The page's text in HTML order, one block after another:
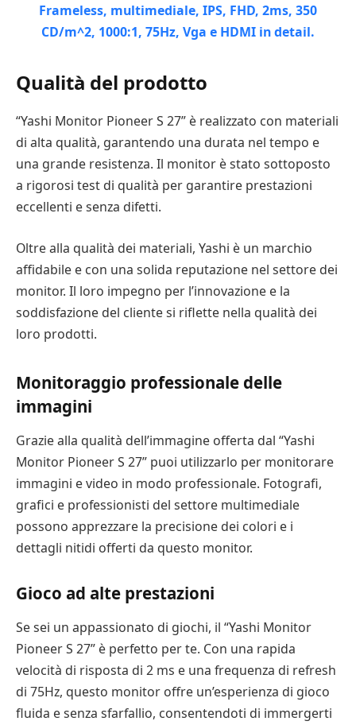
Qualità del prodotto
“Yashi Monitor Pioneer S 27” è realizzato con materiali
di alta qualità, garantendo una durata nel tempo e
una grande resistenza. Il monitor è stato sottoposto
a rigorosi test di qualità per garantire prestazioni
eccellenti e senza difetti.
Oltre alla qualità dei materiali, Yashi è un marchio
affidabile e con una solida reputazione nel settore dei
monitor. Il loro impegno per l’innovazione e la
soddisfazione del cliente si riflette nella qualità dei
loro prodotti.
Monitoraggio professionale delle
immagini
Grazie alla qualità dell’immagine offerta dal “Yashi
Monitor Pioneer S 27” puoi utilizzarlo per monitorare
immagini e video in modo professionale. Fotografi,
grafici e professionisti del settore multimediale
possono apprezzare la precisione dei colori e i
dettagli nitidi offerti da questo monitor.
Gioco ad alte prestazioni
Se sei un appassionato di giochi, il “Yashi Monitor
Pioneer S 27” è perfetto per te. Con una rapida
velocità di risposta di 2 ms e una frequenza di refresh
di 75Hz, questo monitor offre un’esperienza di gioco
fluida e senza sfarfallio, consentendoti di immergerti